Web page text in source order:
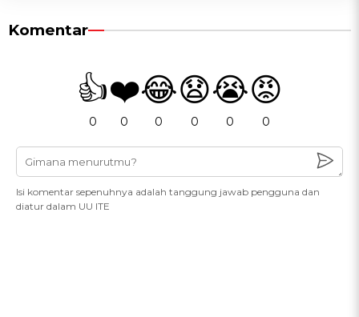
Komentar
👍
0
❤️
0
😂
0
😧
0
😭
0
😡
0
Isi komentar sepenuhnya adalah tanggung jawab pengguna dan
diatur dalam UU ITE